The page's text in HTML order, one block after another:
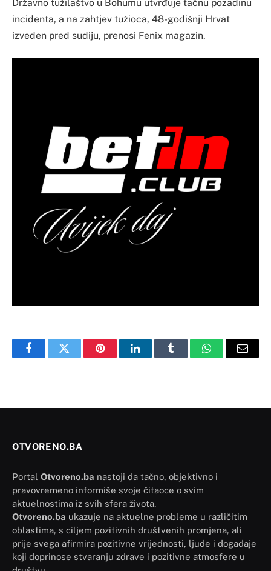
Državno tužilaštvo u Bohumu utvrđuje tačnu pozadinu
incidenta, a na zahtjev tužioca, 48-godišnji Hrvat
izveden pred sudiju, prenosi Fenix magazin.
FacebookTwitter PinterestLinkedInTumblr WhatsAppEmail
OTVORENO.BA
Portal Otvoreno.ba nastoji da tačno, objektivno i
pravovremeno informiše svoje čitaoce o svim
aktuelnostima iz svih sfera života.
Otvoreno.ba ukazuje na aktuelne probleme u različitim
oblastima, s ciljem pozitivnih društvenih promjena, ali
prije svega afirmira pozitivne vrijednosti, ljude i događaje
koji doprinose stvaranju zdrave i pozitivne atmosfere u